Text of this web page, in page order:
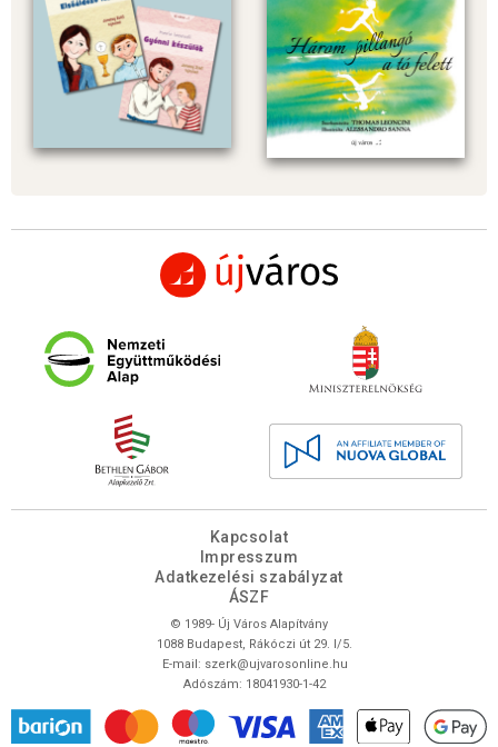
Kapcsolat
Impresszum
Adatkezelési szabályzat
ÁSZF
© 1989- Új Város Alapítvány
1088 Budapest, Rákóczi út 29. I/5.
E-mail: szerk@ujvarosonline.hu
Adószám: 18041930-1-42